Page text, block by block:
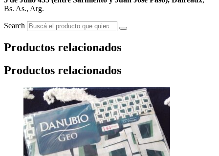
Bs. As., Arg.
Search
Productos relacionados
Productos relacionados